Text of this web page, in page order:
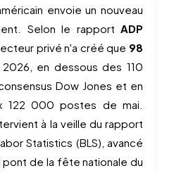
Selon le rapport ADP
privé n'a créé que 98
en dessous des 110
Dow Jones et en
122 000 postes de mai.
à la veille du rapport
Statistics (BLS), avancé
pont de la fête nationale du